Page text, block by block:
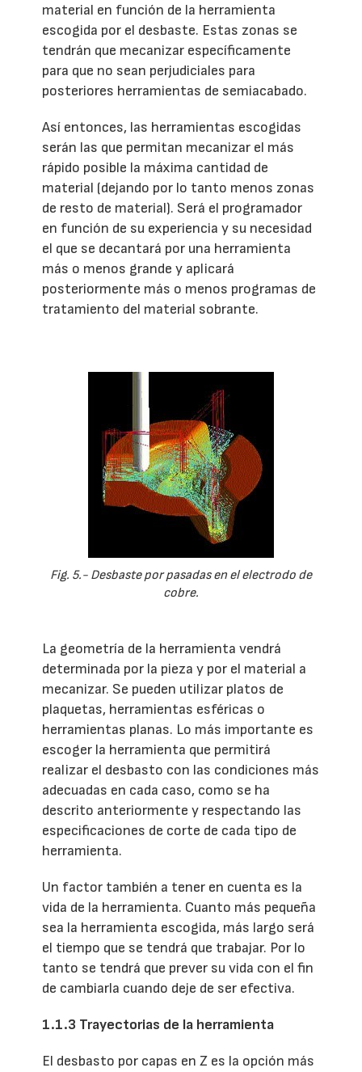
material en función de la herramienta
escogida por el desbaste. Estas zonas se
tendrán que mecanizar específicamente
para que no sean perjudiciales para
posteriores herramientas de semiacabado.
Así entonces, las herramientas escogidas
serán las que permitan mecanizar el más
rápido posible la máxima cantidad de
material (dejando por lo tanto menos zonas
de resto de material). Será el programador
en función de su experiencia y su necesidad
el que se decantará por una herramienta
más o menos grande y aplicará
posteriormente más o menos programas de
tratamiento del material sobrante.
Fig. 5.- Desbaste por pasadas en el electrodo de
cobre.
La geometría de la herramienta vendrá
determinada por la pieza y por el material a
mecanizar. Se pueden utilizar platos de
plaquetas, herramientas esféricas o
herramientas planas. Lo más importante es
escoger la herramienta que permitirá
realizar el desbasto con las condiciones más
adecuadas en cada caso, como se ha
descrito anteriormente y respectando las
especificaciones de corte de cada tipo de
herramienta.
Un factor también a tener en cuenta es la
vida de la herramienta. Cuanto más pequeña
sea la herramienta escogida, más largo será
el tiempo que se tendrá que trabajar. Por lo
tanto se tendrá que prever su vida con el fin
de cambiarla cuando deje de ser efectiva.
1.1.3 Trayectorias de la herramienta
El desbasto por capas en Z es la opción más